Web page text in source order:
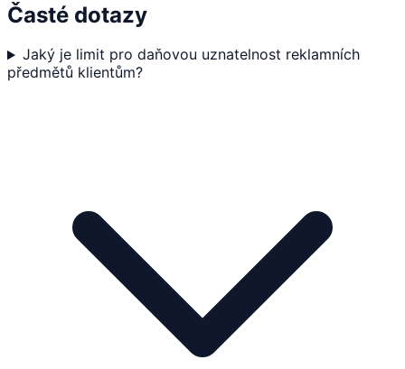
Časté dotazy
Jaký je limit pro daňovou uznatelnost reklamních
předmětů klientům?